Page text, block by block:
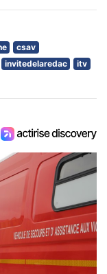
csav
invitedelaredac
itv